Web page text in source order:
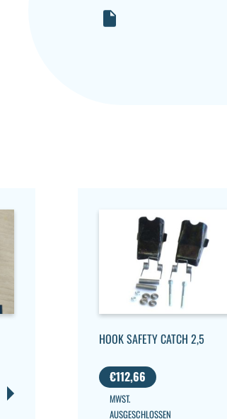
HOOK SAFETY CATCH 2,5
€112,66
MWST.
AUSGESCHLOSSEN